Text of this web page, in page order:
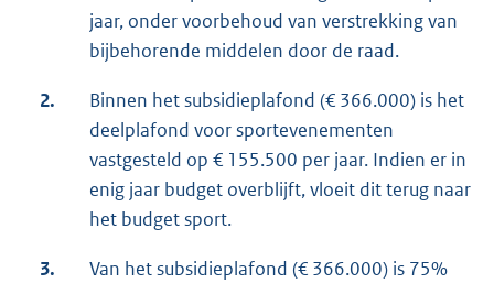
jaar, onder voorbehoud van verstrekking van
bijbehorende middelen door de raad.
2.
Binnen het subsidieplafond (€ 366.000) is het
deelplafond voor sportevenementen
vastgesteld op € 155.500 per jaar. Indien er in
enig jaar budget overblijft, vloeit dit terug naar
het budget sport.
3.
Van het subsidieplafond (€ 366.000) is 75%